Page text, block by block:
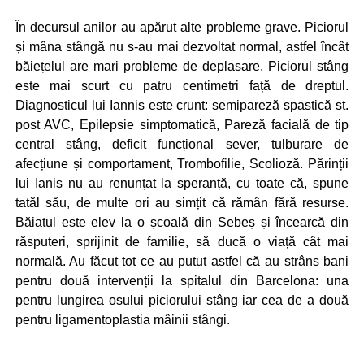
În decursul anilor au apărut alte probleme grave. Piciorul
și mâna stângă nu s-au mai dezvoltat normal, astfel încât
băiețelul are mari probleme de deplasare. Piciorul stâng
este mai scurt cu patru centimetri față de dreptul.
Diagnosticul lui Iannis este crunt: semipareză spastică st.
post AVC, Epilepsie simptomatică, Pareză facială de tip
central stâng, deficit funcțional sever, tulburare de
afecțiune și comportament, Trombofilie, Scolioză. Părinții
lui Ianis nu au renunțat la speranță, cu toate că, spune
tatăl său, de multe ori au simțit că rămân fără resurse.
Băiatul este elev la o școală din Sebeș și încearcă din
răsputeri, sprijinit de familie, să ducă o viață cât mai
normală. Au făcut tot ce au putut astfel că au strâns bani
pentru două intervenții la spitalul din Barcelona: una
pentru lungirea osului piciorului stâng iar cea de a două
pentru ligamentoplastia mâinii stângi.